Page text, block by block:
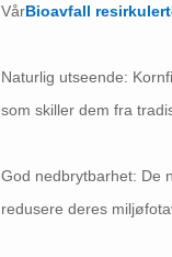
VårBioavfall
Naturlig utseende:
som skiller dem fra
God nedbrytbarhet: De
redusere deres